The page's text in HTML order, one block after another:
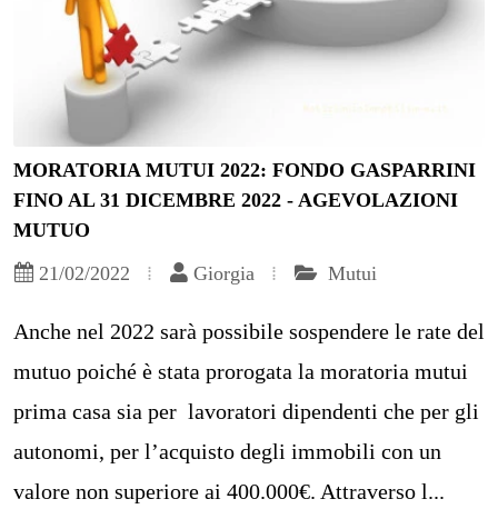
MORATORIA MUTUI 2022: FONDO GASPARRINI
FINO AL 31 DICEMBRE 2022 - AGEVOLAZIONI
MUTUO
21/02/2022
Giorgia Mutui
Anche nel 2022 sarà possibile sospendere le rate del
mutuo poiché è stata prorogata la moratoria mutui
prima casa sia per lavoratori dipendenti che per gli
autonomi, per l’acquisto degli immobili con un
valore non superiore ai 400.000€. Attraverso l...